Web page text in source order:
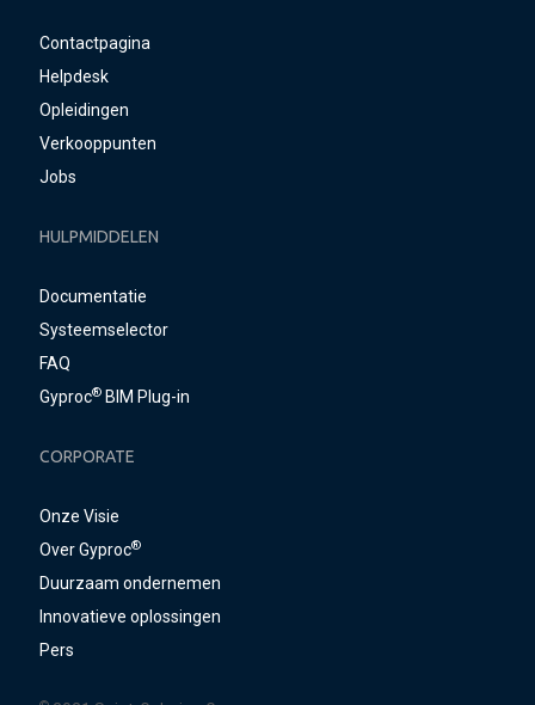
Contactpagina
Helpdesk
Opleidingen
Verkooppunten
Jobs
HULPMIDDELEN
Documentatie
Systeemselector
FAQ
Gyproc® BIM Plug-in
CORPORATE
Onze Visie
Over Gyproc®
Duurzaam ondernemen
Innovatieve oplossingen
Pers